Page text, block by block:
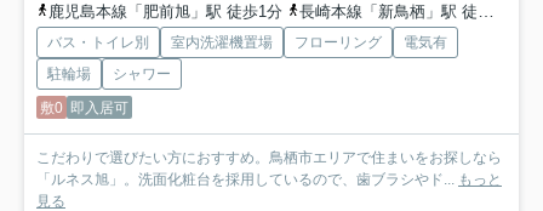
鹿児島本線「肥前旭」駅 徒歩1分
長崎本線「新鳥栖」駅 徒歩32分
バス・トイレ別 室内洗濯機置場 フローリング
電気有
駐輪場
シャワー
敷0 即入居可
こだわりで選びたい方におすすめ。鳥栖市エリアで住まいをお探しなら
「ルネス旭」。洗面化粧台を採用しているので、歯ブラシやド...
もっと
見る